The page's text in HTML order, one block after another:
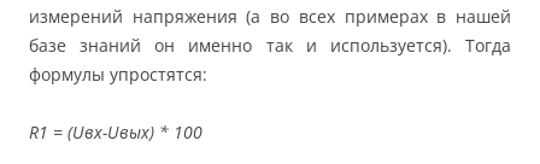
измерений напряжения (а во всех примерах в нашей
базе знаний он именно так и используется). Тогда
формулы упростятся:
R1 = (Uвх-Uвых) * 100